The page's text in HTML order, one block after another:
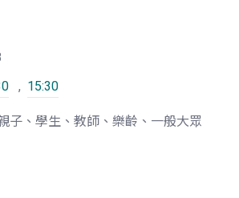
, 15:30
子、學生、教師、樂齡、一般大眾